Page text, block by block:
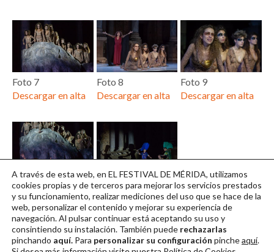
Foto 7
Descargar en alta
Foto 8
Descargar en alta
Foto 9
Descargar en alta
Foto 10
Descargar en alta
Foto 11
Descargar en alta
A través de esta web, en EL FESTIVAL DE MÉRIDA, utilizamos
cookies propias y de terceros para mejorar los servicios prestados
y su funcionamiento, realizar mediciones del uso que se hace de la
web, personalizar el contenido y mejorar su experiencia de
navegación. Al pulsar continuarestá aceptando su uso y
consintiendo su instalación. También puede rechazarlas
pinchando aquí. Para personalizar su configuración pincheaquí.